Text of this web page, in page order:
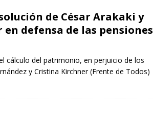
la manifestación «Juntos por Gaza» en Berlín: un
de solidaridad en Alemania
ALEMANIA
de César Arakaki y
defensa de las pensiones
cálculo del patrimonio, en perjuicio de los
y Cristina Kirchner (Frente de Todos)